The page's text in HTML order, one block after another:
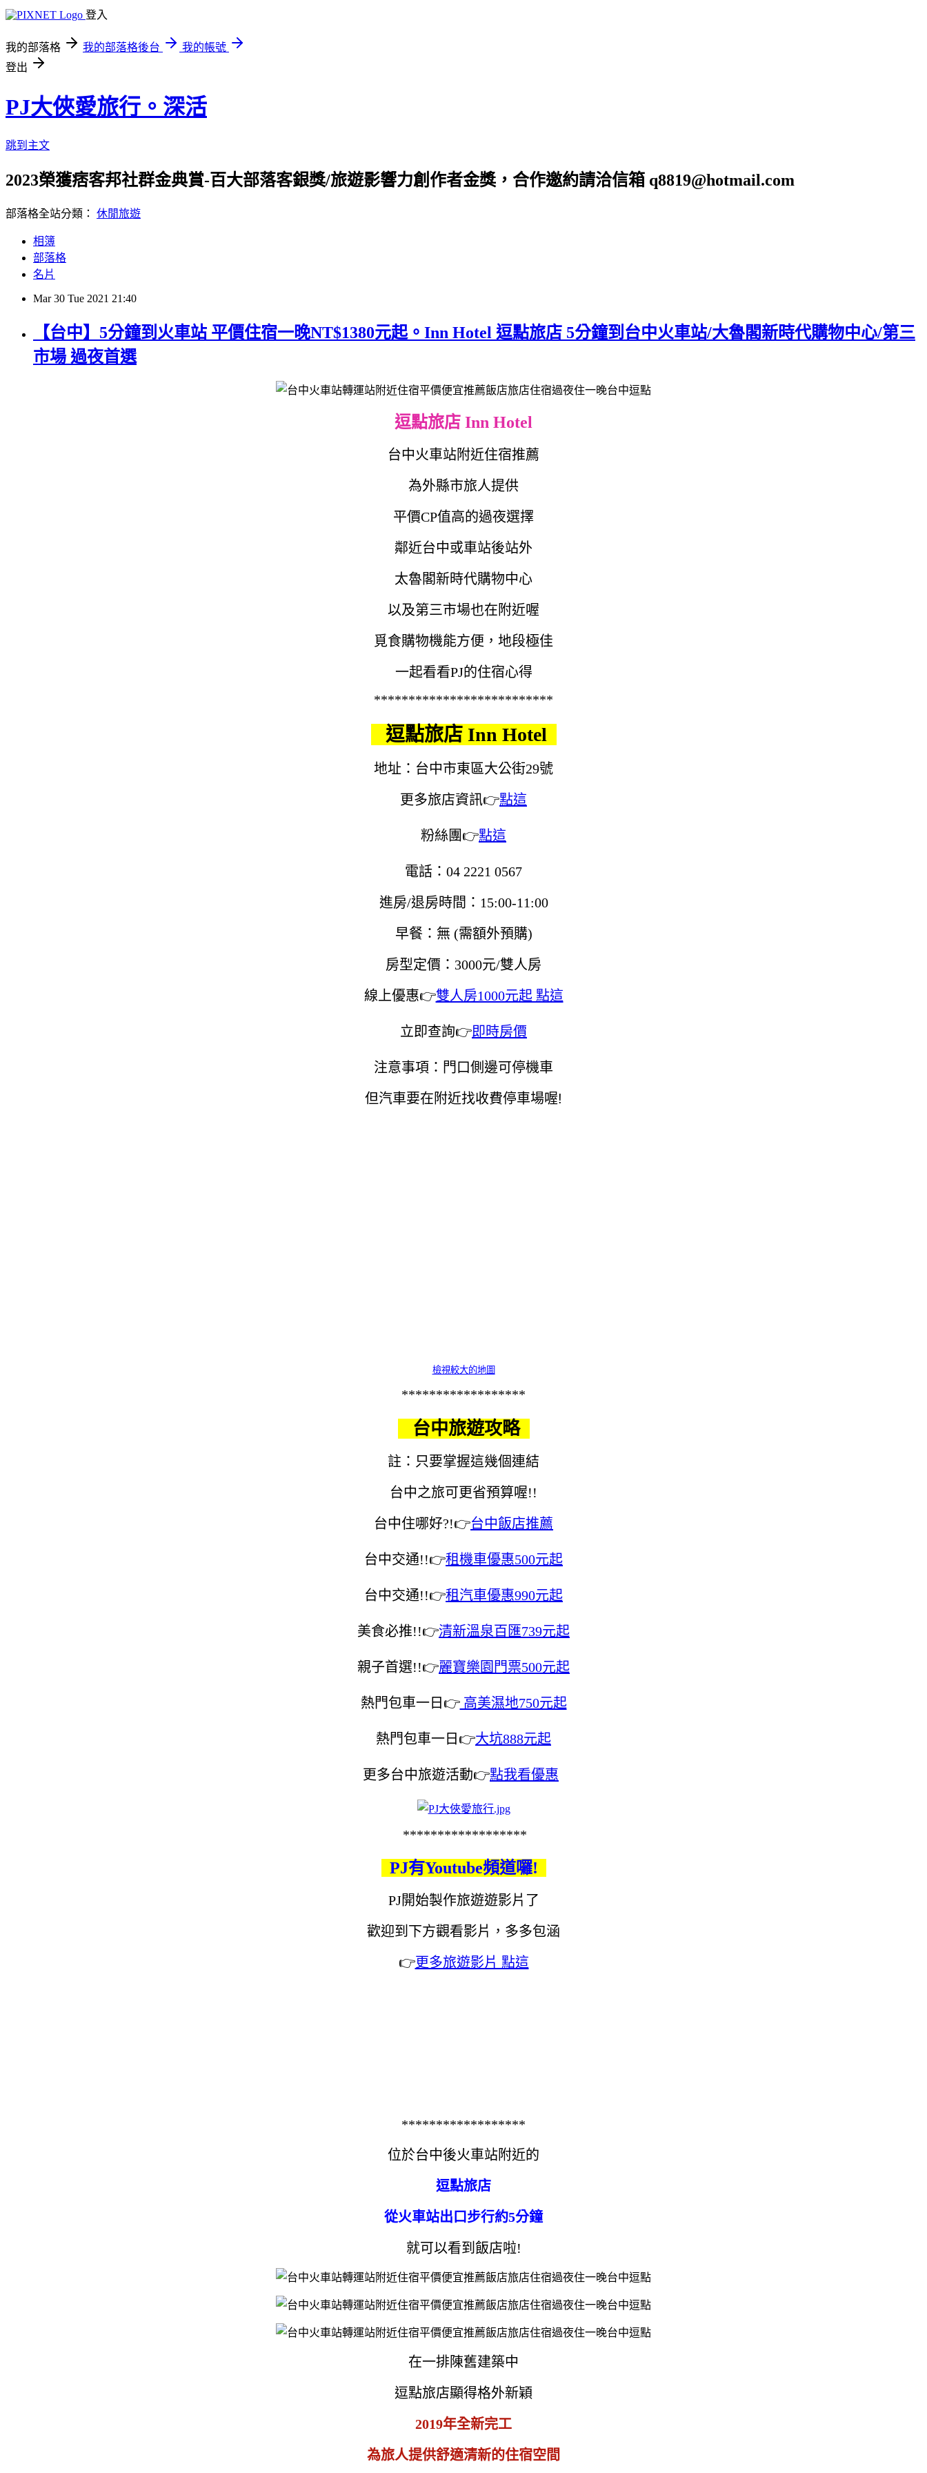
登入
我的部落格 我的部落格後台
我的帳號
登出
PJ大俠愛旅行。深活
跳到主文
2023榮獲痞客邦社群金典賞-百大部落客銀獎/旅遊影響力創作者金獎，合作邀約請洽信箱 q8819@hotmail.com
部落格全站分類： 休閒旅遊
相簿
部落格
名片
Mar 30 Tue 2021 21:40
【台中】5分鐘到火車站 平價住宿一晚NT$1380元起。Inn Hotel 逗點旅店 5分鐘到台中火車站/大魯閣新時代購物中心/第三
市場 過夜首選
逗點旅店 Inn Hotel
台中火車站附近住宿推薦
為外縣市旅人提供
平價CP值高的過夜選擇
鄰近台中或車站後站外
太魯閣新時代購物中心
以及第三市場也在附近喔
覓食購物機能方便，地段極佳
一起看看PJ的住宿心得
**************************
逗點旅店 Inn Hotel
地址：台中市東區大公街29號
更多旅店資訊👉點這
粉絲團👉點這
電話：04 2221 0567
進房/退房時間：15:00-11:00
早餐：無 (需額外預購)
房型定價：3000元/雙人房
線上優惠👉雙人房1000元起 點這
立即查詢👉即時房價
注意事項：門口側邊可停機車
但汽車要在附近找收費停車場喔!
檢視較大的地圖
******************
台中旅遊攻略
註：只要掌握這幾個連結
台中之旅可更省預算喔!!
台中住哪好?!👉台中飯店推薦
台中交通!!👉租機車優惠500元起
台中交通!!👉租汽車優惠990元起
美食必推!!👉清新溫泉百匯739元起
親子首選!!👉麗寶樂園門票500元起
熱門包車一日👉高美濕地750元起
熱門包車一日👉大坑888元起
更多台中旅遊活動👉點我看優惠
******************
PJ有Youtube頻道囉!
PJ開始製作旅遊遊影片了
歡迎到下方觀看影片，多多包涵
👉更多旅遊影片 點這
******************
位於台中後火車站附近的
逗點旅店
從火車站出口步行約5分鐘
就可以看到飯店啦!
在一排陳舊建築中
逗點旅店顯得格外新穎
2019年全新完工
為旅人提供舒適清新的住宿空間